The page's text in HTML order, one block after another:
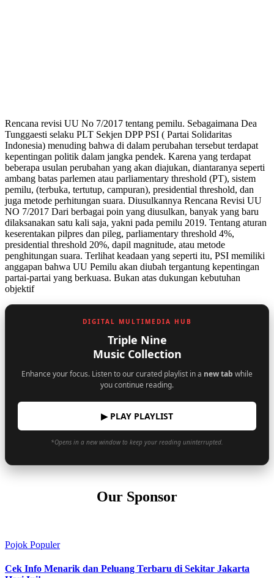
Rencana revisi UU No 7/2017 tentang pemilu. Sebagaimana Dea
Tunggaesti selaku PLT Sekjen DPP PSI ( Partai Solidaritas
Indonesia) menuding bahwa di dalam perubahan tersebut terdapat
kepentingan politik dalam jangka pendek. Karena yang terdapat
beberapa usulan perubahan yang akan diajukan, diantaranya seperti
ambang batas parlemen atau parliamentary threshold (PT), sistem
pemilu, (terbuka, tertutup, campuran), presidential threshold, dan
juga metode perhitungan suara. Diusulkannya Rencana Revisi UU
NO 7/2017 Dari berbagai poin yang diusulkan, banyak yang baru
dilaksanakan satu kali saja, yakni pada pemilu 2019. Tentang aturan
keserentakan pilpres dan pileg, parliamentary threshold 4%,
presidential threshold 20%, dapil magnitude, atau metode
penghitungan suara. Terlihat keadaan yang seperti itu, PSI memiliki
anggapan bahwa UU Pemilu akan diubah tergantung kepentingan
partai-partai yang berkuasa. Bukan atas dukungan kebutuhan
objektif
DIGITAL MULTIMEDIA HUB
Triple Nine
Music Collection
Enhance your focus. Listen to our curated playlist in a new tab while
you continue reading.
▶ PLAY PLAYLIST
*Opens in a new window to keep your reading uninterrupted.
Our Sponsor
Pojok Populer
Cek Info Menarik dan Peluang Terbaru di Sekitar Jakarta